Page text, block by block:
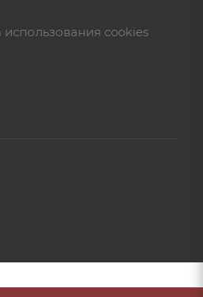
использования cookies